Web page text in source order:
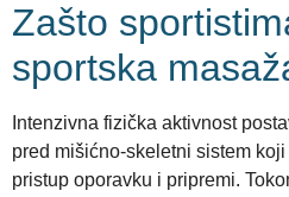
Zašto
sportska
Intenzivna fizička aktivnost
pred mišićno-skeletni sistem
pristup oporavku i pripremi.